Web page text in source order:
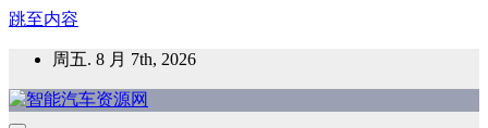
跳至内容
周五. 8 月 7th, 2026